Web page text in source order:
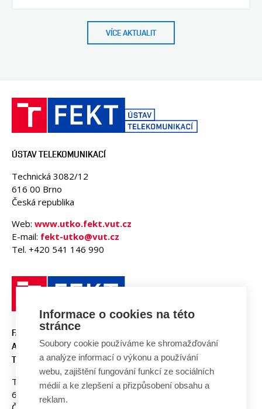
VÍCE AKTUALIT
ÚSTAV TELEKOMUNIKACÍ
Technická 3082/12
616 00 Brno
Česká republika
Web: www.utko.fekt.vut.cz
E-mail: fekt-utko@vut.cz
Tel. +420 541 146 990
FAKULTA ELEKTROTECHNIKY
A KOMUNIKAČNÍCH
TECHNOLOGIÍ, VUT V BRNĚ
Technická 3058/10
616 00 Brno
Informace o cookies na této
stránce
Soubory cookie používáme ke shromažďování
a analýze informací o výkonu a používání
webu, zajištění fungování funkcí ze sociálních
médií a ke zlepšení a přizpůsobení obsahu a
reklam.